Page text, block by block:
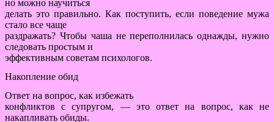
но можно научиться
делать это правильно. Как поступить, если поведение мужа
стало все чаще
раздражать? Чтобы чаша не переполнилась однажды, нужно
следовать простым и
эффективным советам психологов.
Накопление обид
Ответ на вопрос, как избежать
конфликтов с супругом, — это ответ на вопрос, как не
накапливать обиды.